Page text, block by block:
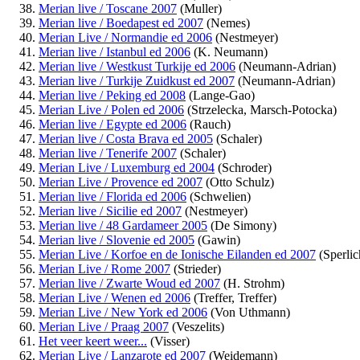
Merian live / Toscane 2007 (Muller)
Merian live / Boedapest ed 2007 (Nemes)
Merian Live / Normandie ed 2006 (Nestmeyer)
Merian live / Istanbul ed 2006 (K. Neumann)
Merian live / Westkust Turkije ed 2006 (Neumann-Adrian)
Merian live / Turkije Zuidkust ed 2007 (Neumann-Adrian)
Merian live / Peking ed 2008 (Lange-Gao)
Merian Live / Polen ed 2006 (Strzelecka, Marsch-Potocka)
Merian live / Egypte ed 2006 (Rauch)
Merian live / Costa Brava ed 2005 (Schaler)
Merian live / Tenerife 2007 (Schaler)
Merian Live / Luxemburg ed 2004 (Schroder)
Merian Live / Provence ed 2007 (Otto Schulz)
Merian live / Florida ed 2006 (Schwelien)
Merian live / Sicilie ed 2007 (Nestmeyer)
Merian live / 48 Gardameer 2005 (De Simony)
Merian live / Slovenie ed 2005 (Gawin)
Merian Live / Korfoe en de Ionische Eilanden ed 2007
Merian Live / Rome 2007 (Strieder)
Merian live / Zwarte Woud ed 2007 (H. Strohm)
Merian Live / Wenen ed 2006 (Treffer, Treffer)
Merian Live / New York ed 2006 (Von Uthmann)
Merian Live / Praag 2007 (Veszelits)
Het veer keert weer... (Visser)
Merian Live / Lanzarote ed 2007 (Weidemann)